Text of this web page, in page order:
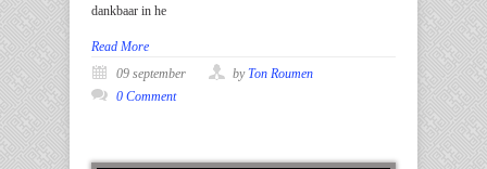
dankbaar in he
Read More
09 september
byTon Roumen
0 Comment